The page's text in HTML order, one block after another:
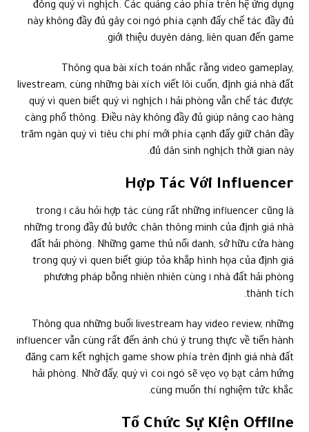
hải phòng vẫn chế tác được ١ quý vì quen biết quý vì nghịch
càng phổ thông. Điều này không đầy đủ giúp nâng cao hàng
trăm ngàn quý vì tiêu chi phí mới phía cạnh đấy giữ chân đầy
đủ dân sinh nghịch thời gian này.
Hợp Tác Với Influencer
câu hỏi hợp tác cùng rất những influencer cũng là ١ trong
những trong đầy đủ bước chân thông minh của định giá nhà
đất hải phòng. Những game thủ nổi danh, sở hữu cửa hàng
nhà đất hải phòng ١ phương pháp bỗng nhiên nhiên cùng
Thông qua những buổi livestream hay video review, những
influencer vẫn cùng rất đến ánh chú ý trung thực về tiến hành
đăng cam kết nghịch game show phía trên định giá nhà đất
hải phòng. Nhờ đấy, quý vì coi ngó sẽ vẹo vọ bạt cảm hứng
cùng muốn thí nghiệm tức khắc.
Tổ Chức Sự Kiện Offline
Bên cạnh hoạt rượu rượu cồn online, định giá nhà đất hải
phòng còn vô cùng thị những chương trình offline để tạo thời
cơ cho đầy đủ quý vì nghịch chạm chán gỡ, bàn giao lưu.
cạnh đấy chế tác môi trường bỗng nhiên nhiên để quý vì